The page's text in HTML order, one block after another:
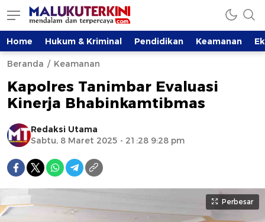
Home Hukum & Kriminal Pendidikan Keamanan
Beranda Keamanan
Kapolres Tanimbar Evaluasi
Kinerja Bhabinkamtibmas
Redaksi Utama
Sabtu, 8 Maret 2025 - 21:28 9:28 pm
Perbesar